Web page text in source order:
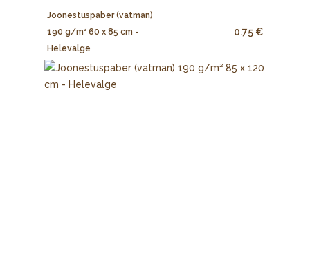
Joonestuspaber (vatman)
190 g/m² 60 x 85 cm -
Helevalge
0.75 €